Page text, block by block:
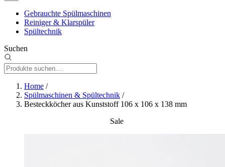
Gebrauchte Spülmaschinen
Reiniger & Klarspüler
Spültechnik
Suchen
Home /
Spülmaschinen & Spültechnik /
Besteckköcher aus Kunststoff 106 x 106 x 138 mm
Sale